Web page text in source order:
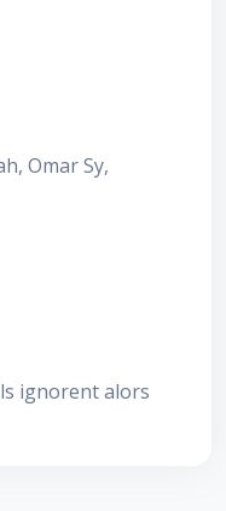
Omar Sy,
ignorent alors